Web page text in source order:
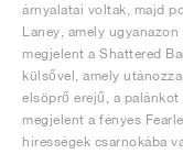
árnyalatai voltak, majd
Laney, amely
megjelent a Shattered
külsővel, amely
elsöprő erejű, a
megjelent a fényes
hírességek csarnokába